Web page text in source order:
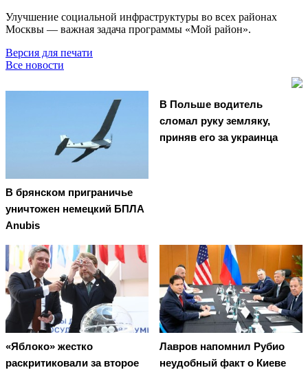
Улучшение социальной инфраструктуры во всех районах
Москвы — важная задача программы «Мой район».
Версия для печати
Все новости
В брянском приграничье
уничтожен немецкий БПЛА
Anubis
В Польше водитель
сломал руку земляку,
приняв его за украинца
«Яблоко» жестко
раскритиковали за второе
Лавров напомнил Рубио
неудобный факт о Киеве